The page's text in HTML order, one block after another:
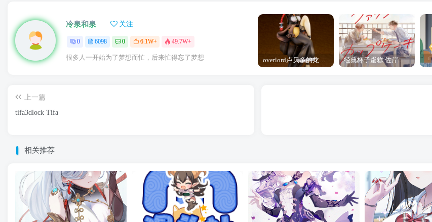
冷泉和泉 关注
0 6098 0 6.1W+ 49.7W+
很多人一开始为了梦想而忙，后来忙得忘了梦想 经典杯子蛋糕 佐岸 漫画「经典杯子蛋糕」宣布真人日剧化
上一篇
tifa3dlock Tifa
相关推荐